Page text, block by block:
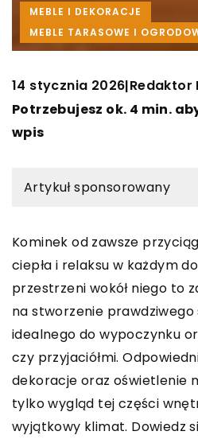
MEBLE I DEKORACJE
MEBLE TARASOWE I
14 stycznia 2026|Redaktor
Potrzebujesz ok. 4 min.
wpis
Artykuł sponsorowany
Kominek od zawsze
ciepła i relaksu w każdym
przestrzeni wokół niego to
na stworzenie
idealnego do wypoczynku
czy przyjaciółmi.
dekoracje oraz oświetlenie
tylko wygląd tej części
wyjątkowy klimat. Dowiedz